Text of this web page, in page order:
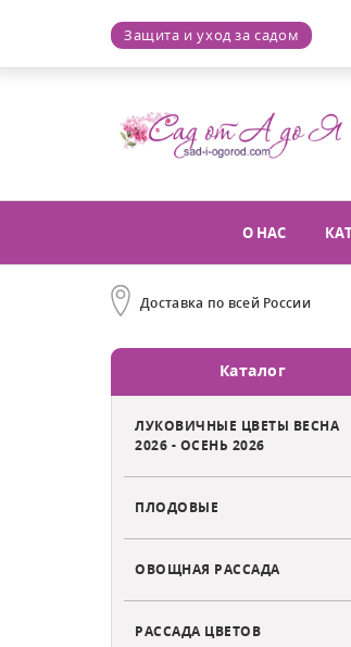
Защита и уход за садом
О НАС
Доставка по всей России
Каталог
ЛУКОВИЧНЫЕ ЦВЕТЫ ВЕСНА
2026 - ОСЕНЬ 2026
ПЛОДОВЫЕ
ОВОЩНАЯ РАССАДА
РАССАДА ЦВЕТОВ